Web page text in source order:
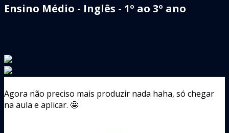
Ensino Médio - Inglês - 1º ao 3º ano
Agora não preciso mais produzir nada haha, só chegar
na aula e aplicar. 🤩